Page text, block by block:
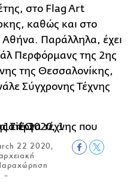
στο Flag Art
καθώς και στο
Παράλληλα, έχει
Περφόρμανς της 2ης
της Θεσσαλονίκης,
Σύγχρονης Τέχνης
22 2020,
–